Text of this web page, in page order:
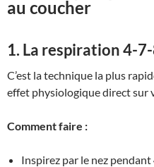
au coucher
1. La respiration 4-
C’est la technique la plus
effet physiologique direct sur
Comment faire :
Inspirez par le nez pendant